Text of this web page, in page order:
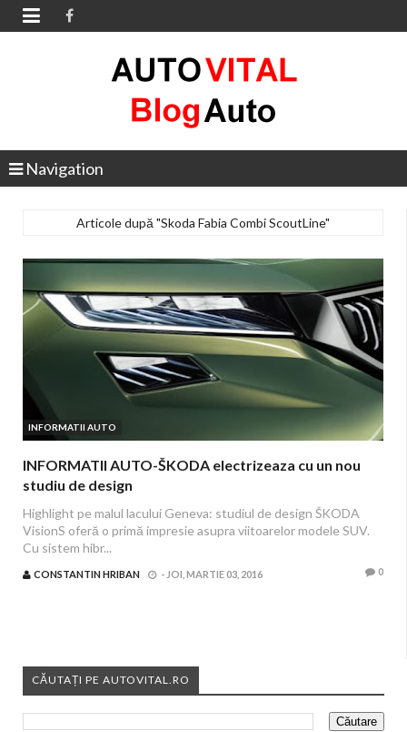

Navigation
Articole după "Skoda Fabia Combi ScoutLine"
INFORMATII AUTO
INFORMATII AUTO-ŠKODA electrizeaza cu un nou
studiu de design
Highlight pe malul lacului Geneva: studiul de design ŠKODA
VisionS oferă o primă impresie asupra viitoarelor modele SUV.
Cu sistem hibr...
CONSTANTIN HRIBAN - JOI, MARTIE 03, 2016 0
CĂUTAȚI PE AUTOVITAL.RO